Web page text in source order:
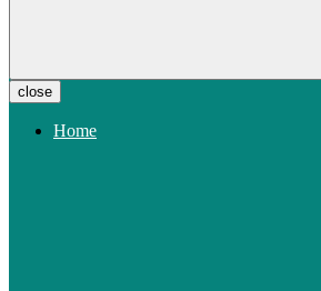
close
Home